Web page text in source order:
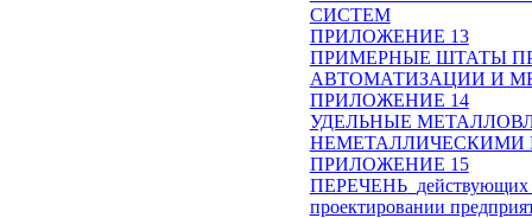
СИСТЕМ
ПРИЛОЖЕНИЕ 13
ПРИМЕРНЫЕ ШТАТЫ
АВТОМАТИЗАЦИИ И
ПРИЛОЖЕНИЕ 14
УДЕЛЬНЫЕ
ПРИЛОЖЕНИЕ 15
ПЕРЕЧЕНЬ действующих
проектировании